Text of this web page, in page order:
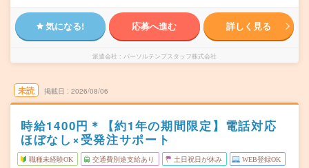
気になる! 応募へ進む 詳しく見る
派遣会社 パーソルテンプスタッフ株式会社
未読 掲載日 2026/08/06
時給1400円＊【約1年の期間限定】電話対応
ほぼなし×受発注サポート
職種未経験OK 交通費別途支給あり 土日祝日が休み WEB登録OK